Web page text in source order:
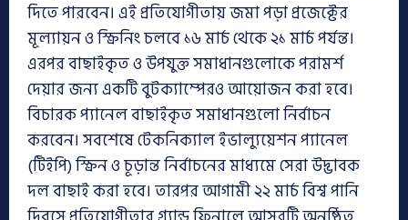
দিতে পারবেন। এই প্রতিযোগীতায় জমা পড়া প্রজেক্টের
মূল্যায়ন ও স্ক্রিনিং চলবে ১৬ মার্চ থেকে ২১ মার্চ পর্যন্ত।
এরপর বাছাইকৃত ও উপযুক্ত সমাধানগুলোকে পরামর্শ
দেয়ার জন্য একটি বুটক্যাম্পেরও আয়োজন করা হবে।
বিচারক প্যানেল বাছাইকৃত সমাধানগুলো নির্বাচন
করবেন। সবশেষে টেকনিক্যাল ইভাল্যুয়েশন প্যানেল
(টিইপি) স্ক্রিন ও চূড়ান্ত নির্বাচনের মাধ্যমে সেরা উদ্ভাবক
দল বাছাই করা হবে। তারপর আগামী ২২ মার্চ বিশ্ব পানি